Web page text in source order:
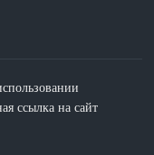
ссылка на сайт